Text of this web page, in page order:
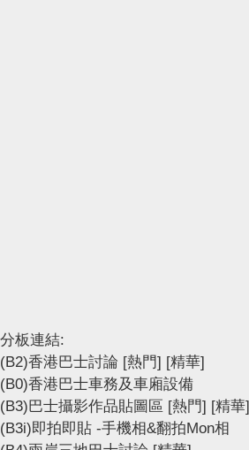
分板連結:
(B2)香港巴士討論 [熱門] [精華]
(B0)香港巴士車務及車廂設備
(B3)巴士攝影作品貼圖區 [熱門] [精華]
(B3i)即拍即貼 -手機相&翻拍Mon相